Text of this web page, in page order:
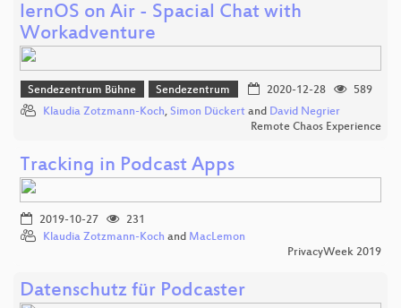
lernOS on Air - Spacial Chat with
Workadventure
Sendezentrum Bühne Sendezentrum 2020-12-28
589
Klaudia Zotzmann-Koch, Simon Dückert and David Negrier
Remote Chaos Experience
Tracking in Podcast Apps
2019-10-27
231
Klaudia Zotzmann-Koch and MacLemon
PrivacyWeek 2019
Datenschutz für Podcaster